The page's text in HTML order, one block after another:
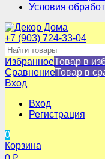
Условия
+7 (903) 724-33-04
ИзбранноеТовар в
СравнениеТовар в
Вход
Вход
Регистрация
0
Корзина